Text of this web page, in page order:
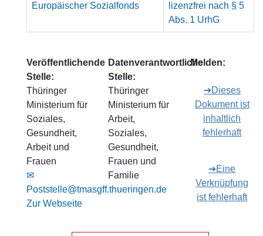
Europäischer Sozialfonds
lizenzfrei nach § 5
Abs. 1 UrhG
Veröffentlichende
Stelle:
Thüringer
Ministerium für
Soziales,
Gesundheit,
Arbeit und
Frauen
✉
Poststelle@tmasgff.thueringen.de
Zur Webseite
Datenverantwortliche
Stelle:
Thüringer
Ministerium für
Arbeit,
Soziales,
Gesundheit,
Frauen und
Familie
Melden:
➔Dieses
Dokument ist
inhaltlich
fehlerhaft
➔Eine
Verknüpfung
ist fehlerhaft